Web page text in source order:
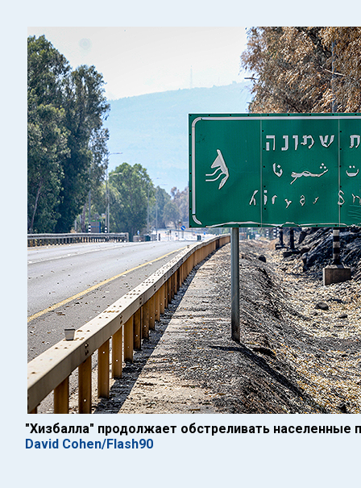
"Хизбалла" продолжает обстреливать населенные
David Cohen/Flash90